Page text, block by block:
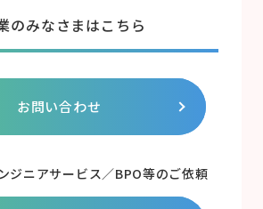
のみなさまはこちら
お問い合わせ
ジニアサービス／BPO等のご依頼